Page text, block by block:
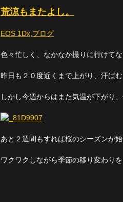
荒涼もまたよし。
EOS 1Dx ブログ
色々忙しく、なかなか撮りに行けて
昨日も２０度近くまで上がり、汗ばむ
しかし今週からはまた気温が下がり
あと２週間もすれば桜のシーズンが
ワクワクしながら季節の移り変わりを